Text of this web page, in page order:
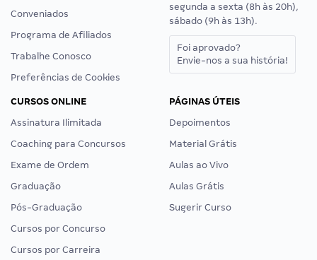
Conveniados
Programa de Afiliados
Trabalhe Conosco
Preferências de Cookies
segunda a sexta (8h às 20h),
sábado (9h às 13h).
Foi aprovado?
Envie-nos a sua história!
CURSOS ONLINE
Assinatura Ilimitada
Coaching para Concursos
Exame de Ordem
Graduação
Pós-Graduação
Cursos por Concurso
Cursos por Carreira
PÁGINAS ÚTEIS
Depoimentos
Material Grátis
Aulas ao Vivo
Aulas Grátis
Sugerir Curso